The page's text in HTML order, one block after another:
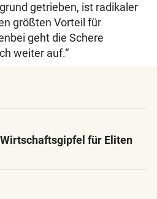
getrieben, ist radikaler
größten Vorteil für
geht die Schere
weiter auf.“
für Eliten